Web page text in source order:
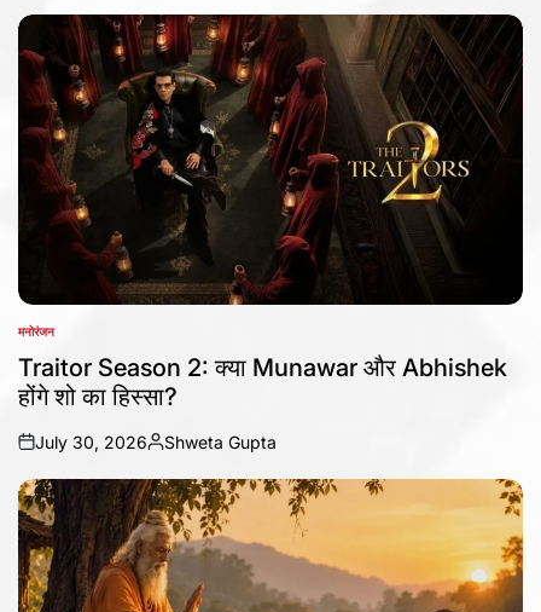
by
POSTED
IN
मनोरंजन
Traitor Season 2: क्या Munawar और Abhishek
होंगे शो का हिस्सा?
on
July 30, 2026
Posted
by
Shweta Gupta